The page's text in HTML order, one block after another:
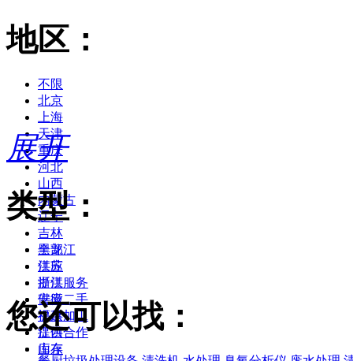
地区：
不限
北京
上海
天津
重庆
河北
山西
内蒙古
辽宁
吉林
黑龙江
江苏
浙江
安徽
福建
江西
山东
展开
类型：
全部
供应
提供服务
供应二手
提供加工
提供合作
库存
您还可以找：